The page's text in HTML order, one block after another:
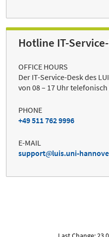
Hotline IT-
OFFICE HOURS
Der IT-Service-Desk des
von 08 – 17 Uhr
PHONE
+49 511 762 9996
E-MAIL
support
luis.uni-